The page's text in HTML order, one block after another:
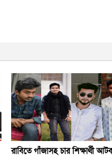
রাবিতে গাঁজাসহ চার শিক্ষার্থী